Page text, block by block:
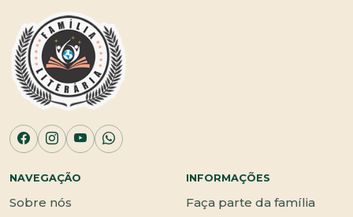
NAVEGAÇÃO
Sobre nós
INFORMAÇÕES
Faça parte da família